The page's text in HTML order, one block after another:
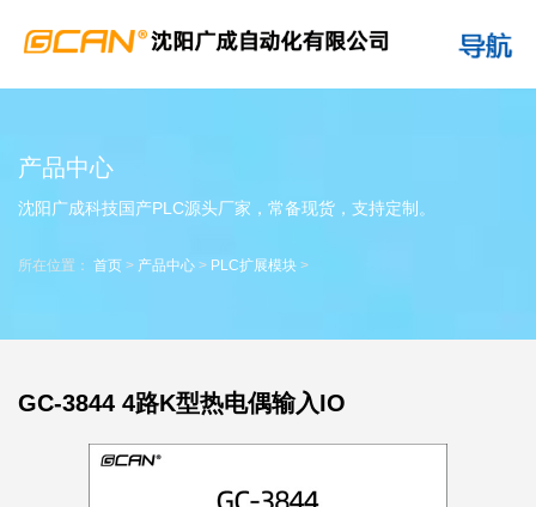
产品中心
沈阳广成科技国产PLC源头厂家，常备现货，支持定制。
所在位置： 首页 > 产品中心 > PLC扩展模块 >
GC-3844 4路K型热电偶输入IO